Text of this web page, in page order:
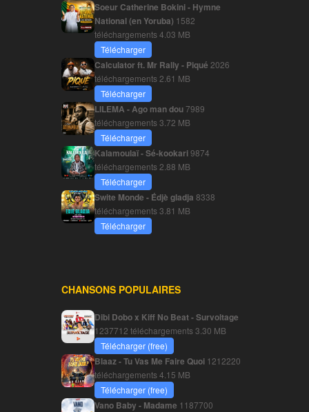
Soeur Catherine Bokini - Hymne
National (en Yoruba) 1582
téléchargements4.03 MB
Télécharger
Calculator ft. Mr Rally - Piqué 2026
téléchargements 2.61 MB
Télécharger
LILEMA - Ago man dou7989
téléchargements3.72 MB
Télécharger
Kalamoulaï - Sé-kookari9874
téléchargements 2.88 MB
Télécharger
Swite Monde - Édjè gladja 8338
téléchargements3.81 MB
Télécharger
CHANSONS POPULAIRES
Dibi Dobo x Kiff No Beat - Survoltage
1237712 téléchargements3.30 MB
Télécharger (free)
Blaaz - Tu Vas Me Faire Quoi 1212220
téléchargements4.15 MB
Télécharger (free)
Vano Baby - Madame 1187700